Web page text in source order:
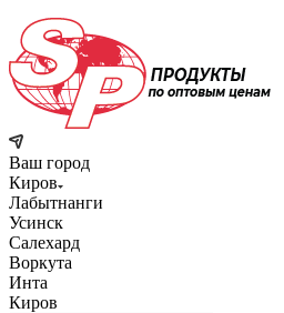
Ваш город
Киров
Лабытнанги
Усинск
Салехард
Воркута
Инта
Киров